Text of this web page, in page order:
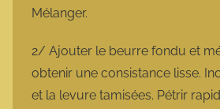
Mélanger.
2/ Ajouter le beurre fondu et
obtenir une consistance lisse.
et la levure tamisées. Pétrir